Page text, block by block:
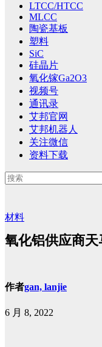
LTCC/HTCC
MLCC
陶瓷基板
塑料
SiC
硅晶片
氧化镓Ga2O3
视频号
通讯录
艾邦官网
艾邦机器人
关注微信
资料下载
材料
氧化铝供应商
作者gan, lanjie
6 月 8, 2022